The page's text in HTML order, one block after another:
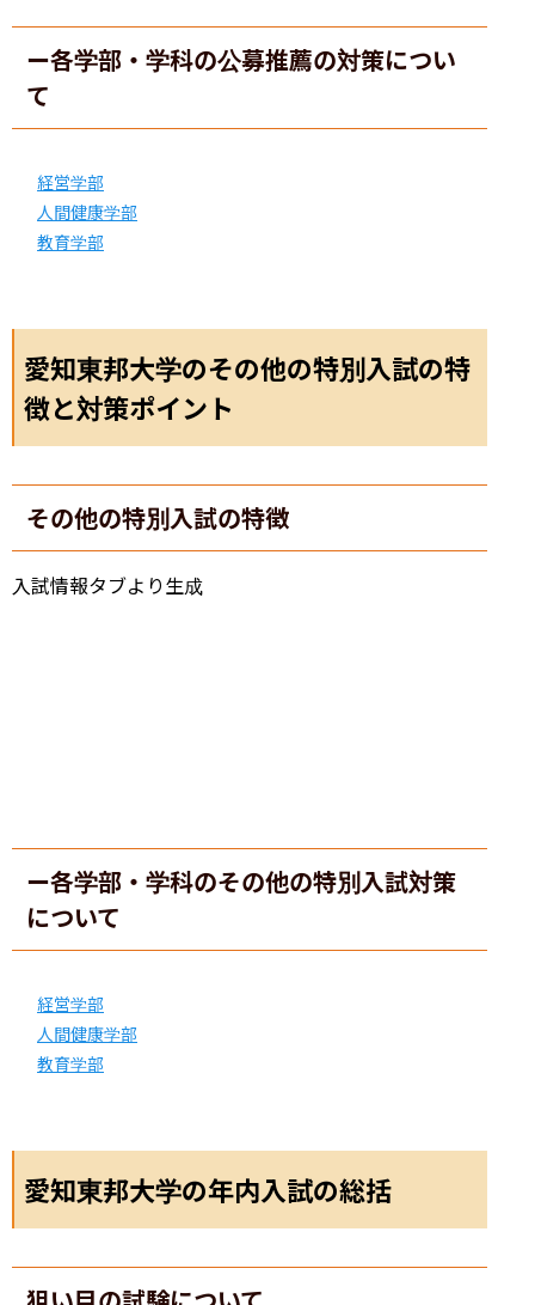
ー各学部・学科の公募推薦の対策につい
て
経営学部
人間健康学部
教育学部
愛知東邦大学のその他の特別入試の特
徴と対策ポイント
その他の特別入試の特徴
入試情報タブより生成
ー各学部・学科のその他の特別入試対策
について
経営学部
人間健康学部
教育学部
愛知東邦大学の年内入試の総括